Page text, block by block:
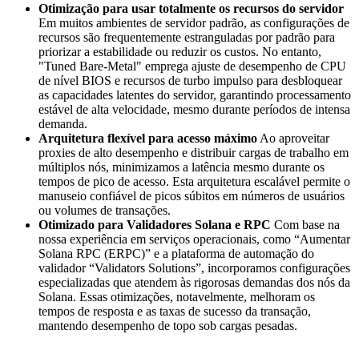
Otimização para usar totalmente os recursos do servidor
Em muitos ambientes de servidor padrão, as configurações de
recursos são frequentemente estranguladas por padrão para
priorizar a estabilidade ou reduzir os custos. No entanto,
"Tuned Bare-Metal" emprega ajuste de desempenho de CPU
de nível BIOS e recursos de turbo impulso para desbloquear
as capacidades latentes do servidor, garantindo processamento
estável de alta velocidade, mesmo durante períodos de intensa
demanda.
Arquitetura flexível para acesso máximo Ao aproveitar
proxies de alto desempenho e distribuir cargas de trabalho em
múltiplos nós, minimizamos a latência mesmo durante os
tempos de pico de acesso. Esta arquitetura escalável permite o
manuseio confiável de picos súbitos em números de usuários
ou volumes de transações.
Otimizado para Validadores Solana e RPC Com base na
nossa experiência em serviços operacionais, como “Aumentar
Solana RPC (ERPC)” e a plataforma de automação do
validador “Validators Solutions”, incorporamos configurações
especializadas que atendem às rigorosas demandas dos nós da
Solana. Essas otimizações, notavelmente, melhoram os
tempos de resposta e as taxas de sucesso da transação,
mantendo desempenho de topo sob cargas pesadas.